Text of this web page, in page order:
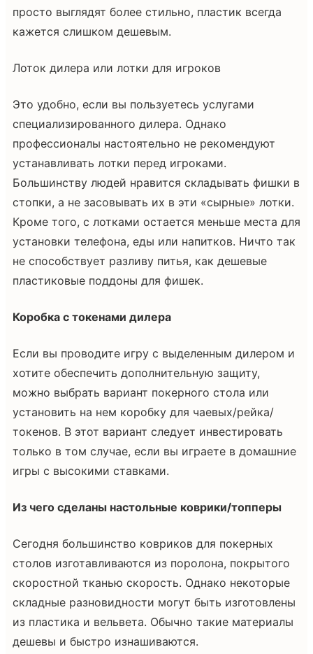
просто выглядят более стильно, пластик всегда
кажется слишком дешевым.
Лоток дилера или лотки для игроков
Это удобно, если вы пользуетесь услугами
специализированного дилера. Однако
профессионалы настоятельно не рекомендуют
устанавливать лотки перед игроками.
Большинству людей нравится складывать фишки в
стопки, а не засовывать их в эти «сырные» лотки.
Кроме того, с лотками остается меньше места для
установки телефона, еды или напитков. Ничто так
не способствует разливу питья, как дешевые
пластиковые поддоны для фишек.
Коробка с токенами дилера
Если вы проводите игру с выделенным дилером и
хотите обеспечить дополнительную защиту,
можно выбрать вариант покерного стола или
установить на нем коробку для чаевых/рейка/
токенов. В этот вариант следует инвестировать
только в том случае, если вы играете в домашние
игры с высокими ставками.
Из чего сделаны настольные коврики/топперы
Сегодня большинство ковриков для покерных
столов изготавливаются из поролона, покрытого
скоростной тканью скорость. Однако некоторые
складные разновидности могут быть изготовлены
из пластика и вельвета. Обычно такие материалы
дешевы и быстро изнашиваются.